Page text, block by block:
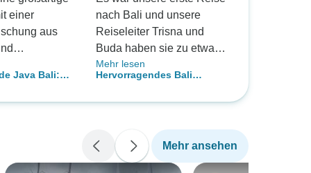
einer
aus
zum
die Tour
Java Bali:
nach Bali und unsere
Reiseleiter Trisna und
Buda haben sie zu etwas
ganz Besonderem
gemacht. Sie haben immer
und dafür gesorgt, dass wir
uns wohlfühlten und die
Reise genießen konnten.
Mehr lesen
Hervorragendes Bali
Mehr ansehen